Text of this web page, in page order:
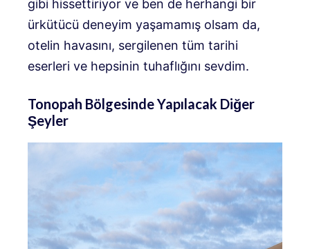
gibi hissettiriyor ve ben de herhangi bir
ürkütücü deneyim yaşamamış olsam da,
otelin havasını, sergilenen tüm tarihi
eserleri ve hepsinin tuhaflığını sevdim.
Tonopah Bölgesinde Yapılacak Diğer
Şeyler